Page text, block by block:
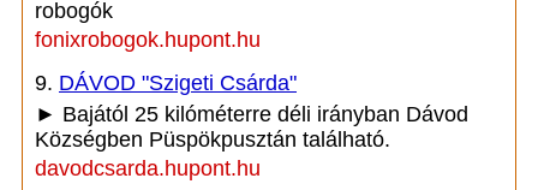
robogók
fonixrobogok.hupont.hu
9. DÁVOD "Szigeti Csárda"
► Bajától 25 kilóméterre déli irányban Dávod
Községben Püspökpusztán található.
davodcsarda.hupont.hu